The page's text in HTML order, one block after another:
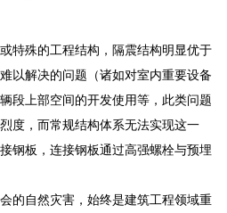
特殊的工程结构，隔震结构明显优于
以解决的问题（诸如对室内重要设备
段上部空间的开发使用等，此类问题
度，而常规结构体系无法实现这一
钢板，连接钢板通过高强螺栓与预埋
的自然灾害，始终是建筑工程领域重